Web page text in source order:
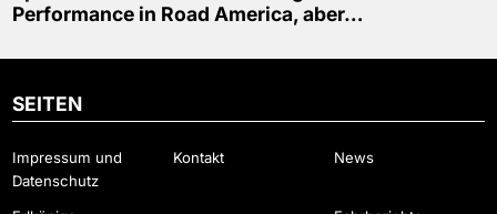
Performance in Road America, aber…
SEITEN
Impressum und
Datenschutz
Kontakt News